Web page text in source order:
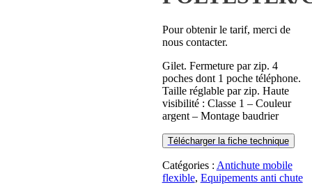
Pour obtenir le tarif, merci de
nous contacter.
Gilet. Fermeture par zip. 4
poches dont 1 poche téléphone.
Taille réglable par zip. Haute
visibilité : Classe 1 – Couleur
argent – Montage baudrier
Télécharger la fiche technique
Catégories : Antichute mobile
flexible, Equipements anti chute